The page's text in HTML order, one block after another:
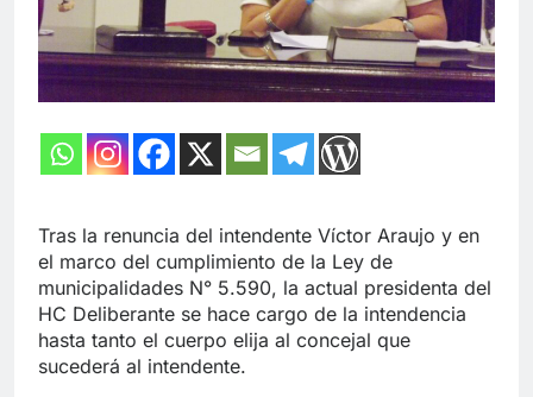
Tras la renuncia del intendente Víctor Araujo y en
el marco del cumplimiento de la Ley de
municipalidades N° 5.590, la actual presidenta del
HC Deliberante se hace cargo de la intendencia
hasta tanto el cuerpo elija al concejal que
sucederá al intendente.